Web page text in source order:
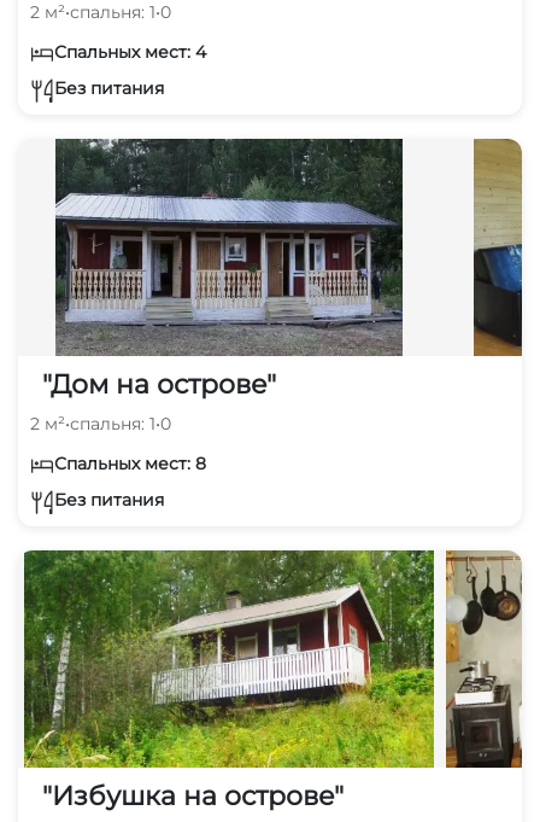
2 м²•спальня: 1•0
Спальных мест: 4
Без питания
"Дом на острове"
2 м²•спальня: 1•0
Спальных мест: 8
Без питания
"Избушка на острове"